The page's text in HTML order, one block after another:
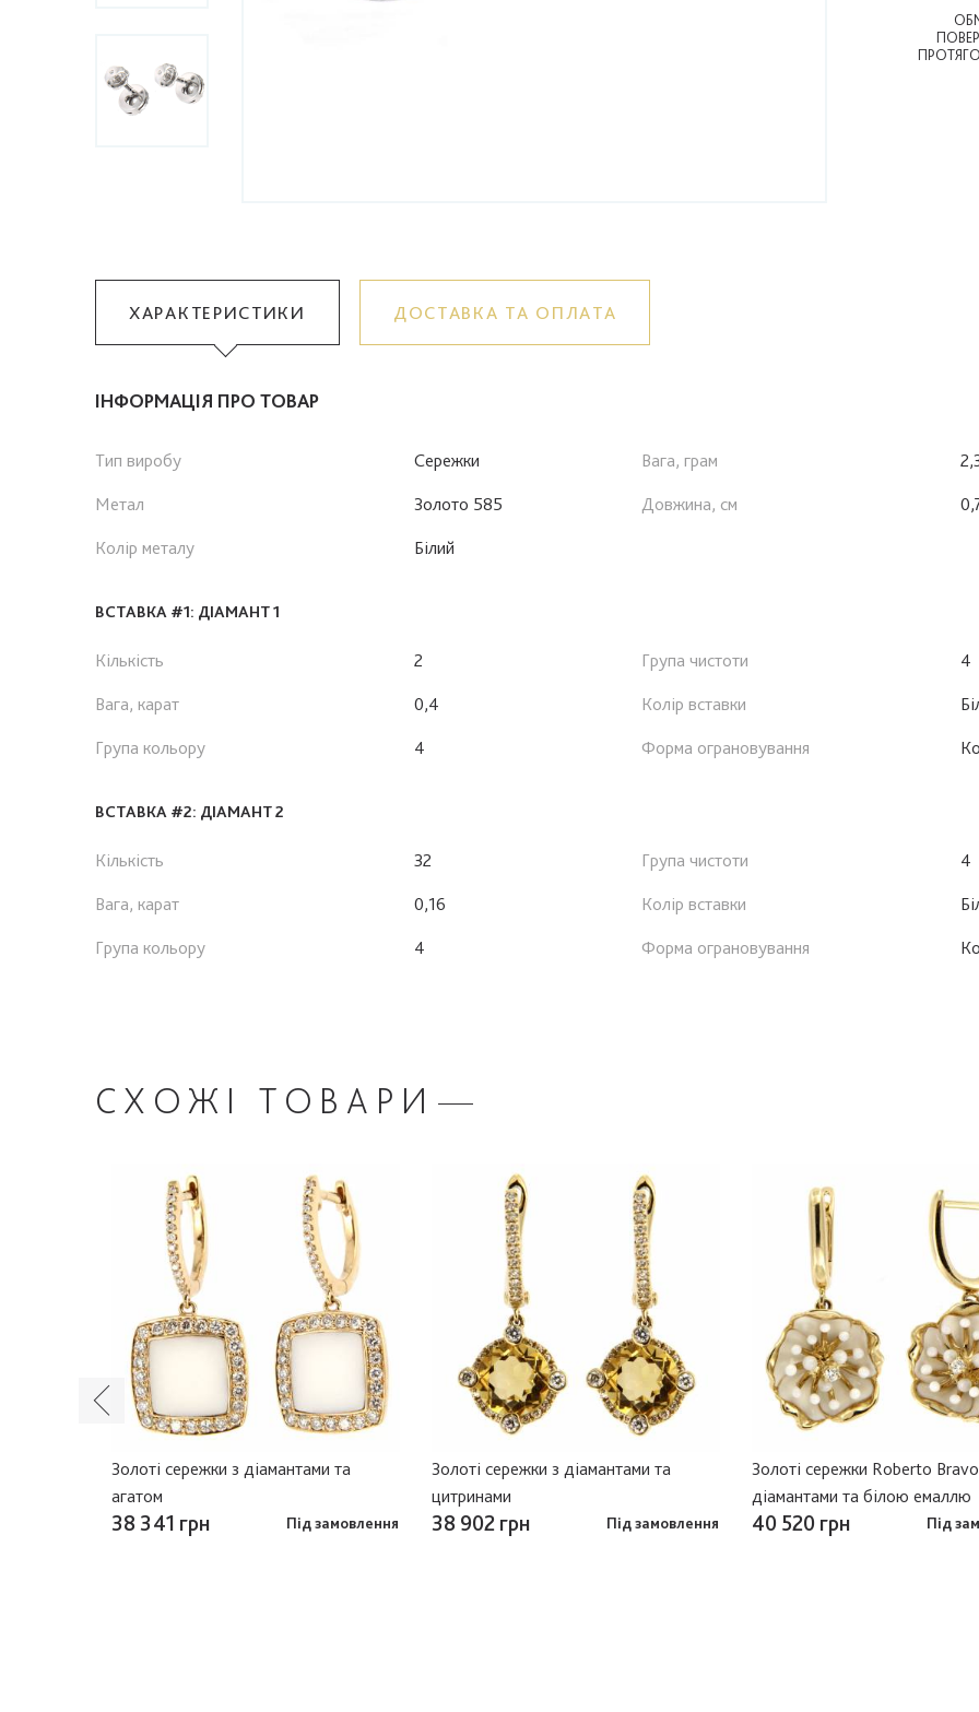
ХАРАКТЕРИСТИКИ ДОСТАВКА ТА ОПЛАТА
ІНФОРМАЦІЯ ПРО ТОВАР
Тип виробу
Сережки
Метал
Золото 585
Колір металу
Білий
Вага, грам
Довжина, см
ВСТАВКА #1: ДІАМАНТ 1
Кількість
2
Вага, карат
0,4
Група кольору
4
Група чистоти
4
Колір вставки
Форма ограновування
ВСТАВКА #2: ДІАМАНТ 2
Кількість
32
Вага, карат
0,16
Група кольору
4
Група чистоти
4
Колір вставки
Форма ограновування
СХОЖІ ТОВАРИ
Золоті сережки з діамантами та
агатом
38 341 грн Під замовлення
Золоті сережки з діамантами та
цитринами
38 902 грн Під замовлення
Золоті сережки Roberto
діамантами та білою емаллю
40 520 грн Під